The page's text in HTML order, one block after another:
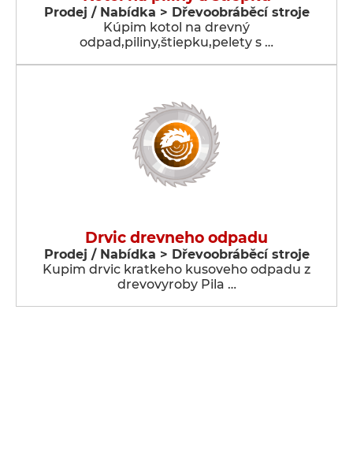
Prodej / Nabídka > Dřevoobráběcí stroje
Kúpim kotol na drevný
odpad,piliny,štiepku,pelety s …
Drvic drevneho odpadu
Prodej / Nabídka > Dřevoobráběcí stroje
Kupim drvic kratkeho kusoveho odpadu z
drevovyroby Pila …